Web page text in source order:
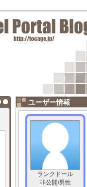
ユーザー情報
ランクドール
非公開/男性